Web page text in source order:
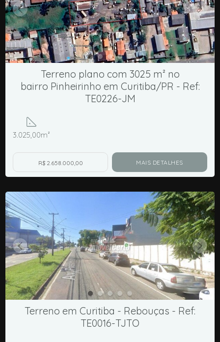
Terreno plano com 3025 m² no
bairro Pinheirinho em Curitiba/PR - Ref:
TE0226-JM
3.025,00m²
R$ 2.658.000,00 MAIS DETALHES
Terreno em Curitiba - Rebouças - Ref:
TE0016-TJTO